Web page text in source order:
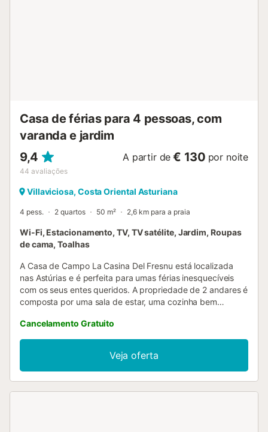
Casa de férias para 4 pessoas, com
varanda e jardim
9,4
44 avaliações
A partir de € 130 por noite
Villaviciosa, Costa Oriental Asturiana
4 pess. 2 quartos 50 m² 2,6 km para a praia
Wi-Fi, Estacionamento, TV, TV satélite, Jardim, Roupas
de cama, Toalhas
A Casa de Campo La Casina Del Fresnu está localizada
nas Astúrias e é perfeita para umas férias inesquecíveis
com os seus entes queridos. A propriedade de 2 andares é
composta por uma sala de estar, uma cozinha bem
acomodar 4 pessoas. As comodidades adicionais incluem
Wi-Fi de alta velocidade (adequado para chamadas de
vídeo), uma televisão, uma máquina de lavar roupa, bem
como livros e brinquedos para crianças. Um berço
também está disponível. Este alojamento não dispõe de: ar
Cancelamento Gratuito
Veja oferta